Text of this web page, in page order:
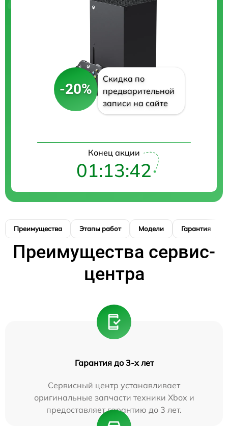
-20%
Скидка по
предварительной
записи на сайте
Конец акции
01:13:41
Преимущества Этапы работ Модели Гарантия
Преимущества сервис-
центра
Гарантия до 3-х лет
Сервисный центр устанавливает
оригинальные запчасти техники Xbox и
предоставляет гарантию до 3 лет.